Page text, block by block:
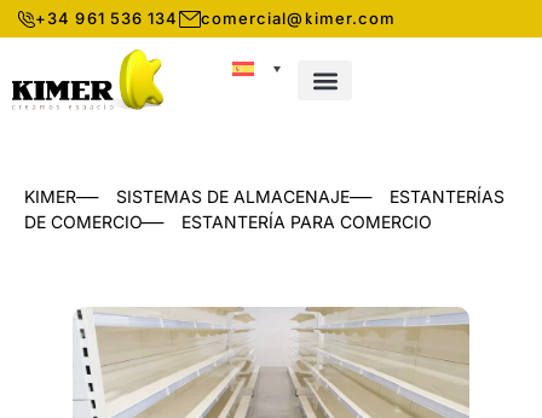
+34 961 536 134 comercial@kimer.com
KIMER SISTEMAS DE ALMACENAJE
ESTANTERÍAS
DE COMERCIO
ESTANTERÍA PARA COMERCIO